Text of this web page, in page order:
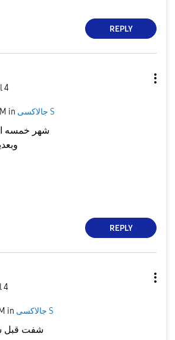
REPLY
4
in جالاكسى S
شهر خمسه اس ٢٥ الترا
REPLY
4
in جالاكسى S
شفت قبل